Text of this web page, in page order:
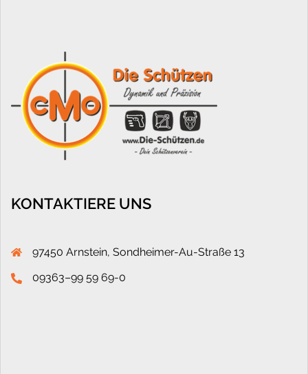
KONTAKTIERE UNS
97450 Arnstein, Sondheimer-Au-Straße 13
09363–99 59 69-0